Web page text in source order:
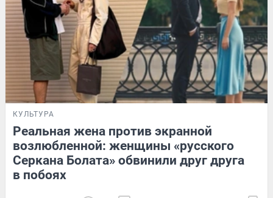
КУЛЬТУРА
Реальная жена против экранной
возлюбленной: женщины «русского
Серкана Болата» обвинили друг друга
в побоях